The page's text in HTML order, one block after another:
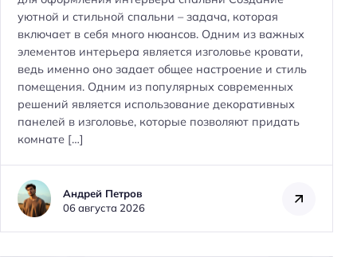
уютной и стильной спальни – задача, которая
включает в себя много нюансов. Одним из важных
элементов интерьера является изголовье кровати,
ведь именно оно задает общее настроение и стиль
помещения. Одним из популярных современных
решений является использование декоративных
панелей в изголовье, которые позволяют придать
комнате […]
Андрей Петров
06 августа 2026